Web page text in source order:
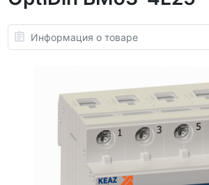
Информация о товаре